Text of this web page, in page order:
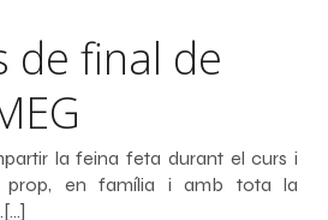
de final de
la feina feta durant el curs i
prop, en família i amb tota la